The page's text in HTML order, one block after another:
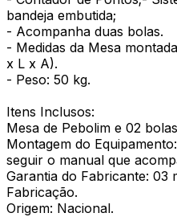
bandeja embutida;
- Acompanha duas bolas.
- Medidas da Mesa
x L x A).
- Peso: 50 kg.
Itens Inclusos:
Mesa de Pebolim e 02
Montagem do
seguir o manual que
Garantia do Fabricante: 03
Fabricação.
Origem: Nacional.